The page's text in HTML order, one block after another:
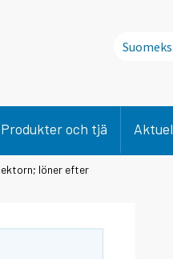
Produkter och tjä
löner efter